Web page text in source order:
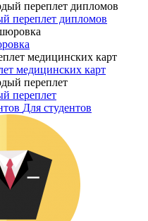
переплет дипломов
медицинских карт
переплет
Для студентов